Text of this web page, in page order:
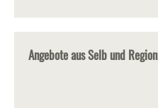
Angebote aus Selb und Region